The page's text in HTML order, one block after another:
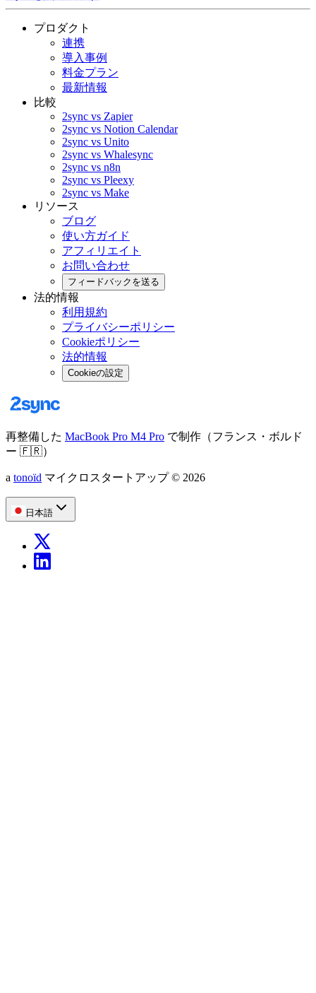
プロダクト
連携
導入事例
料金プラン
最新情報
比較
2sync vs Zapier
2sync vs Notion Calendar
2sync vs Unito
2sync vs Whalesync
2sync vs n8n
2sync vs Pleexy
2sync vs Make
リソース
ブログ
使い方ガイド
アフィリエイト
お問い合わせ
フィードバックを送る
法的情報
利用規約
プライバシーポリシー
Cookieポリシー
法的情報
Cookieの設定
再整備した MacBook Pro M4 Pro で制作（フランス・ボルド
ー 🇫🇷）
a tonoïd マイクロスタートアップ© 2026
日本語